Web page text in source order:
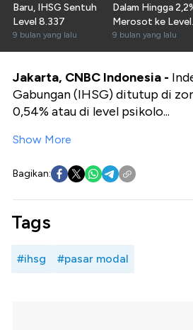
Baru, IHSG Sentuh
Level 8.337
9 bulan yang lalu
Dalam Hingga
Merosot ke Level
7.900-an
9 bulan yang lalu
Jakarta, CNBC Indonesia -
Gabungan (IHSG) ditutup di
0,54% atau di level psikolo...
Show More
Bagikan:
Tags
#ihsg #pasar modal